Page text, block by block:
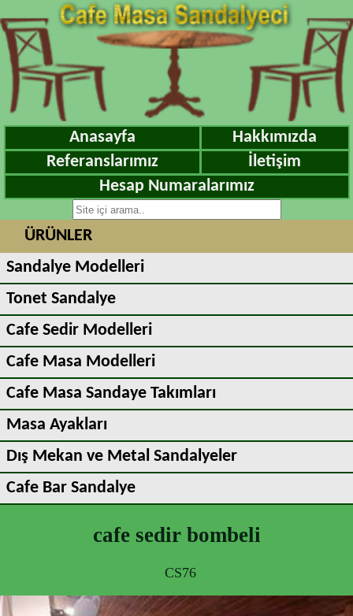
Anasayfa
Hakkımızda
Referanslarımız
İletişim
Hesap Numaralarımız
ÜRÜNLER
Sandalye Modelleri
Tonet Sandalye
Cafe Sedir Modelleri
Cafe Masa Modelleri
Cafe Masa Sandaye Takımları
Masa Ayakları
Dış Mekan ve Metal Sandalyeler
Cafe Bar Sandalye
cafe sedir bombeli
CS76